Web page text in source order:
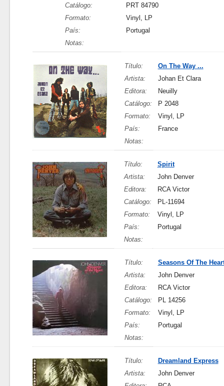
Catálogo:
PRT 84790
Formato:
Vinyl, LP
País:
Portugal
Notas:
Título:
On The Way ...
Artista:
Johan Et Clara
Editora:
Neuilly
Catálogo:
P 2048
Formato:
Vinyl, LP
País:
France
Notas:
Título:
Spirit
Artista:
John Denver
Editora:
RCA Victor
Catálogo:
PL-11694
Formato:
Vinyl, LP
País:
Portugal
Notas:
Título:
Seasons Of The
Artista:
John Denver
Editora:
RCA Victor
Catálogo:
PL 14256
Formato:
Vinyl, LP
País:
Portugal
Notas:
Título:
Dreamland Express
Artista:
John Denver